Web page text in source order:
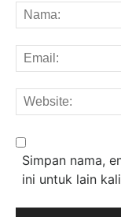
Simpan nama,
ini untuk lain